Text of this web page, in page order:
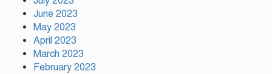
June 2023
May 2023
April 2023
March 2023
February 2023